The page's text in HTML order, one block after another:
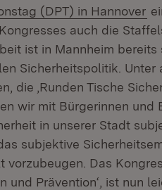
(DPT) in Hannover
auch die
ist in Mannheim bereits
Sicherheitspolitik. Unter
die ‚Runden Tische
wir mit Bürgerinnen
in unserer Stadt
subjektive
vorzubeugen. Das
und Prävention‘, ist nun